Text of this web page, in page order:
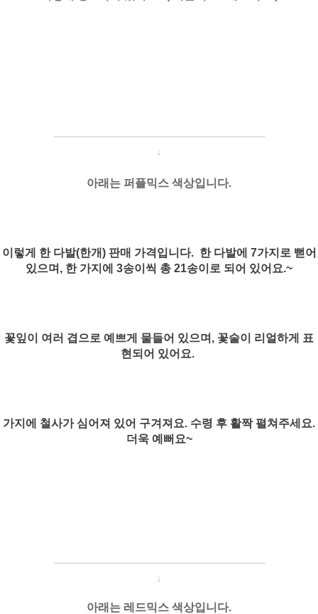
───────────────────────────
↓
아래는 퍼플믹스 색상입니다.
이렇게 한 다발(한개) 판매 가격입니다. 한 다발에 7가지로 뻗어
있으며, 한 가지에 3송이씩 총 21송이로 되어 있어요.~
꽃잎이 여러 겹으로 예쁘게 물들어 있으며, 꽃술이 리얼하게 표
현되어 있어요.
가지에 철사가 심어져 있어 구겨져요. 수령 후 활짝 펼쳐주세요.
더욱 예뻐요~
───────────────────────────
↓
아래는 레드믹스 색상입니다.